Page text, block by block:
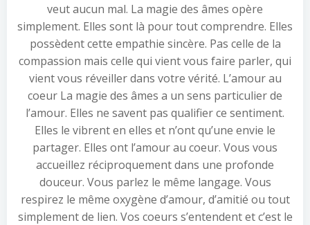
veut aucun mal. La magie des âmes opère
simplement. Elles sont là pour tout comprendre. Elles
possèdent cette empathie sincère. Pas celle de la
compassion mais celle qui vient vous faire parler, qui
vient vous réveiller dans votre vérité. L’amour au
coeur La magie des âmes a un sens particulier de
l’amour. Elles ne savent pas qualifier ce sentiment.
Elles le vibrent en elles et n’ont qu’une envie le
partager. Elles ont l’amour au coeur. Vous vous
accueillez réciproquement dans une profonde
douceur. Vous parlez le même langage. Vous
respirez le même oxygène d’amour, d’amitié ou tout
simplement de lien. Vos coeurs s’entendent et c’est le